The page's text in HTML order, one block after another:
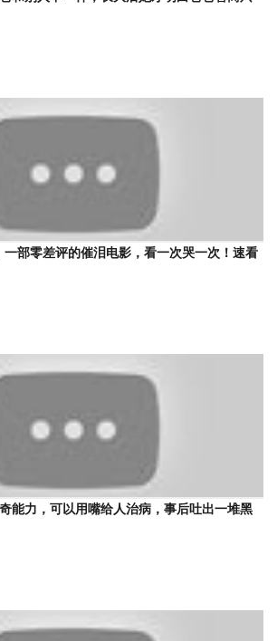
一部零差评的催泪电影，看一次哭一次！速看
能力，可以用嘴给人治病，事后吐出一堆黑